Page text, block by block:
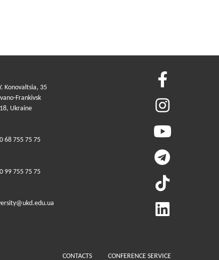
Konovaltsia, 35
Frankivsk
Ukraine
68 755 75 75
99 755 75 75
Меню у футері
CONTACTS CONFERENCE SERVICE